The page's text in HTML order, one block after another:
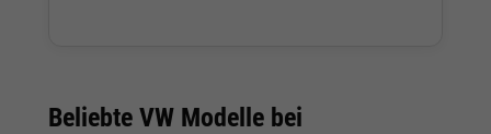
Beliebte VW Modelle bei